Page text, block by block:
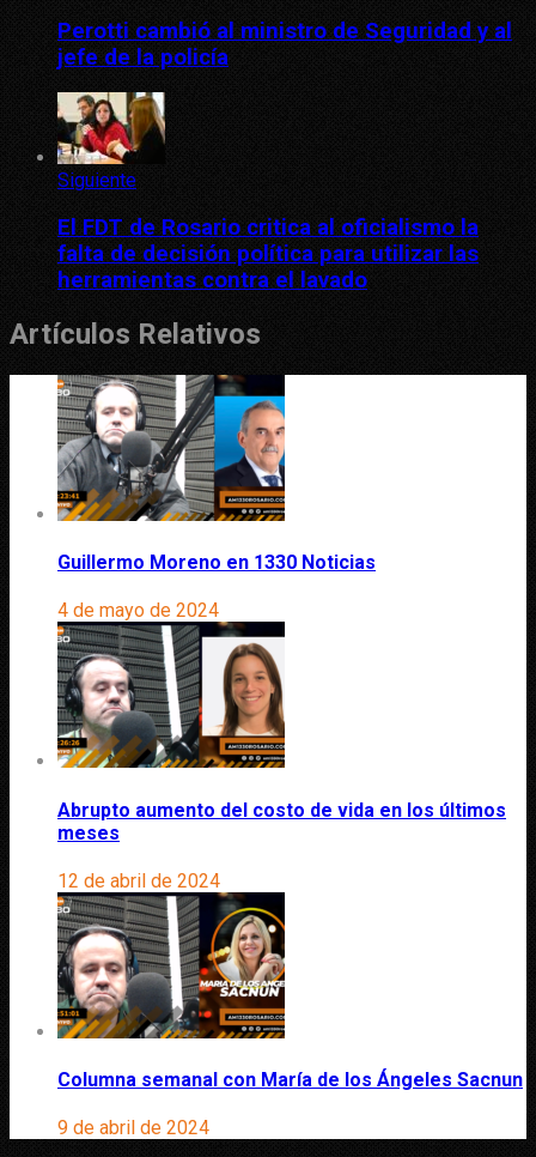
Perotti cambió al ministro de Seguridad y al
jefe de la policía
Siguiente
El FDT de Rosario critica al oficialismo la
falta de decisión política para utilizar las
herramientas contra el lavado
Artículos Relativos
Guillermo Moreno en 1330 Noticias
4 de mayo de 2024
Abrupto aumento del costo de vida en los últimos
meses
12 de abril de 2024
Columna semanal con María de los Ángeles Sacnun
9 de abril de 2024